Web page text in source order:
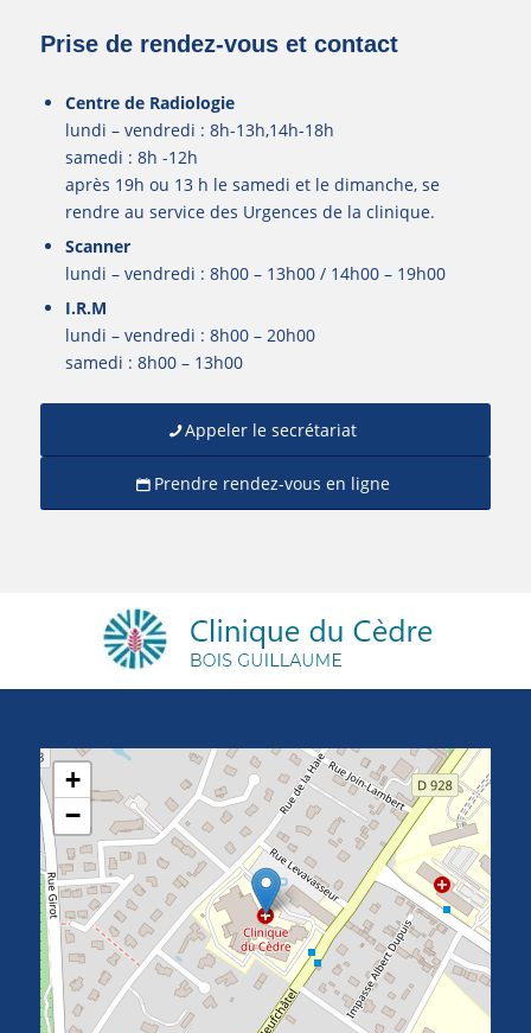
Prise de rendez-vous et contact
Centre de Radiologie
lundi – vendredi : 8h-13h,14h-18h
samedi : 8h -12h
après 19h ou 13 h le samedi et le dimanche, se
rendre au service des Urgences de la clinique.
Scanner
lundi – vendredi : 8h00 – 13h00 / 14h00 – 19h00
I.R.M
lundi – vendredi : 8h00 – 20h00
samedi : 8h00 – 13h00
Appeler le secrétariat
Prendre rendez-vous en ligne
+
−